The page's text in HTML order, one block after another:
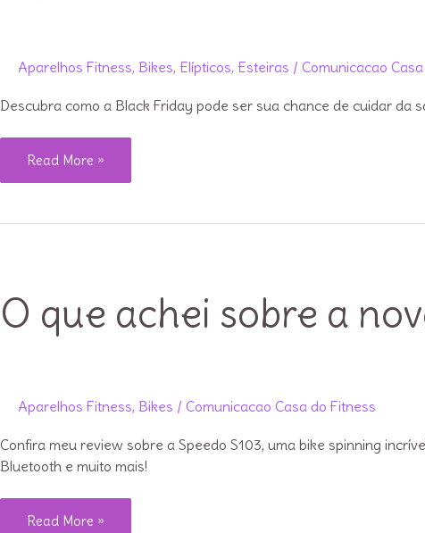
Aparelhos Fitness, Bikes, Elípticos, Esteiras / Comunicacao
Descubra como a Black Friday pode ser sua chance de cuidar da
Black
Friday:
equipamentos
fitness
Read More »
O que achei sobre a
Aparelhos Fitness, Bikes / Comunicacao Casa do Fitness
Confira meu review sobre a Speedo S103, uma bike spinning
Bluetooth e muito mais!
O
Read More »